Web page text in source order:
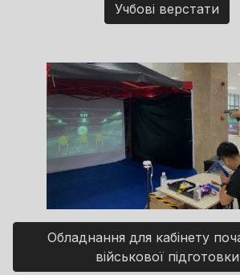
Учбові верстати
Обладнання для кабінету
військової підготовки